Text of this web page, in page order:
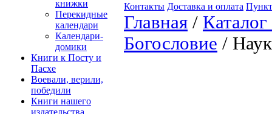
книжки
Перекидные
календари
Календари-
домики
Книги к Посту и
Пасхе
Воевали, верили,
победили
Книги нашего
издательства
Контакты Доставка и оплата
Главная /
Богословие /